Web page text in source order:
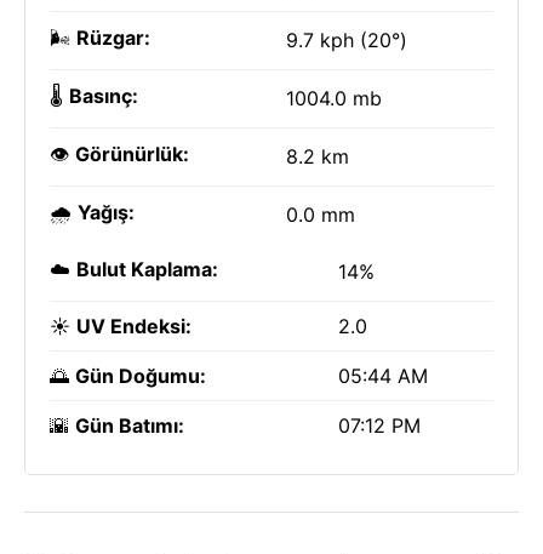
🌬️ Rüzgar: 9.7 kph (20°)
🌡️ Basınç: 1004.0 mb
👁️ Görünürlük: 8.2 km
🌧️ Yağış: 0.0 mm
☁️ Bulut Kaplama: 14%
☀️ UV Endeksi: 2.0
🌅 Gün Doğumu: 05:44 AM
🌇 Gün Batımı: 07:12 PM